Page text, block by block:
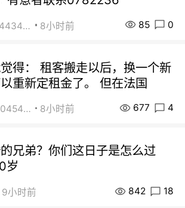
街友74434350 8小时前 85 0
得： 租客搬走以后，换一个新
重新定租金了。 但在法国
街友90454511 8小时前 677 4
兄弟？你们这日子是怎么过
岁
9小时前 842 18